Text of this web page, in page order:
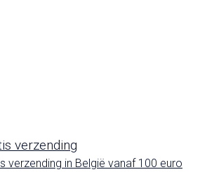
verzending
verzending in België vanaf 100 euro